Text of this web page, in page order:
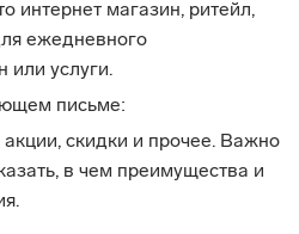
интернет магазин, ритейл,
ежедневного
или услуги.
письме:
скидки и прочее. Важно
в чем преимущества и